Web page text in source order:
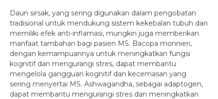
Daun sirsak, yang sering digunakan dalam pengobatan
tradisional untuk mendukung sistem kekebalan tubuh dan
memiliki efek anti-inflamasi, mungkin juga memberikan
manfaat tambahan bagi pasien MS. Bacopa monnieri,
dengan kemampuannya untuk meningkatkan fungsi
kognitif dan mengurangi stres, dapat membantu
mengelola gangguan kognitif dan kecemasan yang
sering menyertai MS. Ashwagandha, sebagai adaptogen,
dapat membantu mengurangi stres dan meningkatkan